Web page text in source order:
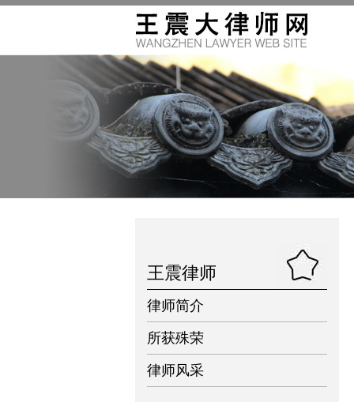
王震律师
律师简介
所获殊荣
律师风采